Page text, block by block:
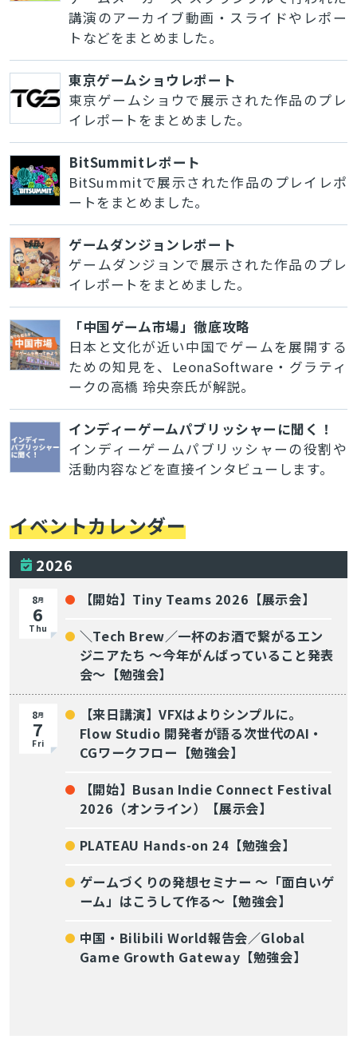
講演のアーカイブ動画・スライドやレポー
トなどをまとめました。
東京ゲームショウレポート
東京ゲームショウで展示された作品のプレ
イレポートをまとめました。
BitSummitレポート
BitSummitで展示された作品のプレイレポ
ートをまとめました。
ゲームダンジョンレポート
ゲームダンジョンで展示された作品のプレ
イレポートをまとめました。
「中国ゲーム市場」徹底攻略
日本と文化が近い中国でゲームを展開する
ための知見を、LeonaSoftware・グラティ
ークの高橋 玲央奈氏が解説。
インディーゲームパブリッシャーに聞く！
インディーゲームパブリッシャーの役割や
活動内容などを直接インタビューします。
イベントカレンダー
2026
8月
6
Thu
【開始】Tiny Teams 2026【展示会】
＼Tech Brew／一杯のお酒で繋がるエン
ジニアたち 〜今年がんばっていること発表
会〜【勉強会】
8月
7
Fri
【来日講演】VFXはよりシンプルに。
Flow Studio 開発者が語る次世代のAI・
CGワークフロー【勉強会】
【開始】Busan Indie Connect Festival
2026（オンライン）【展示会】
PLATEAU Hands-on 24【勉強会】
ゲームづくりの発想セミナー ～「面白いゲ
ーム」はこうして作る～【勉強会】
中国・Bilibili World報告会／Global
Game Growth Gateway【勉強会】